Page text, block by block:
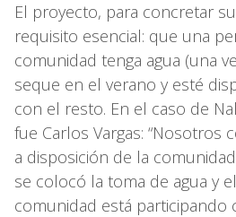
El proyecto, para concretar
requisito esencial: que una
comunidad tenga agua (una
seque en el verano y esté
con el resto. En el caso de
fue Carlos Vargas: “Nosotros
a disposición de la
se colocó la toma de agua y
comunidad está participando